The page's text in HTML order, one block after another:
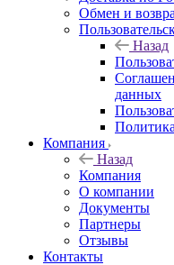
Обмен и
Назад
данных
Компания
Назад
Компания
О компании
Документы
Партнеры
Отзывы
Контакты